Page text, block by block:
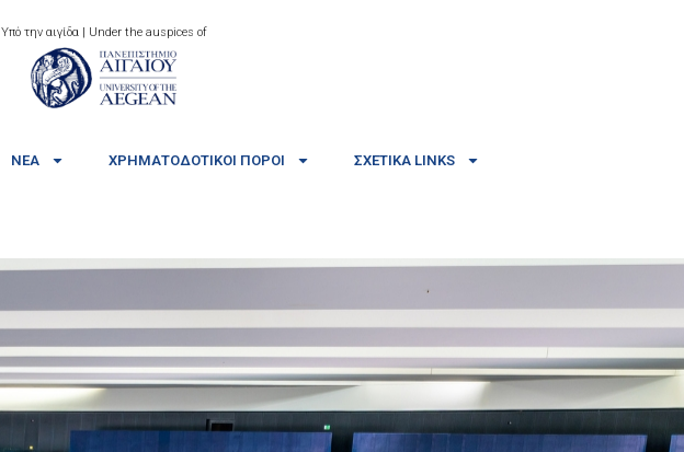
Υπό την αιγίδα | Under the auspices of
ΝΈΑ ΧΡΗΜΑΤΟΔΟΤΙΚΟΊ ΠΌΡΟΙ ΣΧΕΤΙΚΆ LINKS